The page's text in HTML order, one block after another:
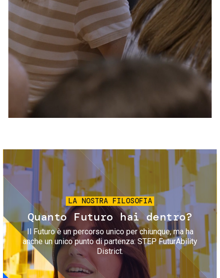
Servizi e accessibilità
Contatti
FAQ
Biglietti
Immagine
LA NOSTRA FILOSOFIA
Quanto Futuro hai dentro?
Il Futuro è un percorso unico per chiunque, ma ha
anche un unico punto di partenza: STEP FuturAbility
District.